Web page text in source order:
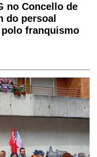
no Concello de
do persoal
franquismo